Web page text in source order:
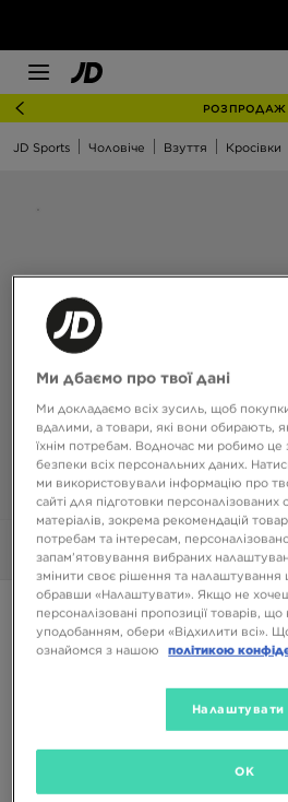
РОЗПРОДАЖ
JD Sports Чоловіче Взуття Кросівки
Фото
ONLY AT JD
NIKE REACT VISION
(Початкова ціна)
Ми дбаємо про твої дані
Ми докладаємо всіх зусиль, щоб
вдалими, а товари, які вони обирають,
їхнім потребам. Водночас ми робимо
безпеки всіх персональних даних.
ми використовували інформацію про
сайті для підготовки персоналізованих
матеріалів, зокрема рекомендацій
потребам та інтересам,
запам’ятовування вибраних
змінити своє рішення та
обравши «Налаштувати». Якщо не
персоналізовані пропозиції товарів, що
уподобанням, обери «Відхилити всі».
ознайомся з нашою
політикою
Налаштувати
OK